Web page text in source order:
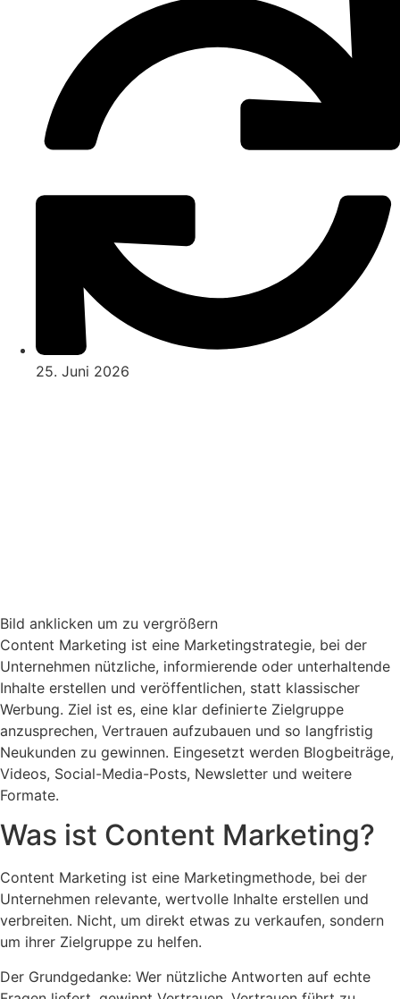
25. Juni 2026
Bild anklicken um zu vergrößern
Content Marketing ist eine Marketingstrategie, bei der
Unternehmen nützliche, informierende oder unterhaltende
Inhalte erstellen und veröffentlichen, statt klassischer
Werbung. Ziel ist es, eine klar definierte Zielgruppe
anzusprechen, Vertrauen aufzubauen und so langfristig
Neukunden zu gewinnen. Eingesetzt werden Blogbeiträge,
Videos, Social-Media-Posts, Newsletter und weitere
Formate.
Was ist Content Marketing?
Content Marketing ist eine Marketingmethode, bei der
Unternehmen relevante, wertvolle Inhalte erstellen und
verbreiten. Nicht, um direkt etwas zu verkaufen, sondern
um ihrer Zielgruppe zu helfen.
Der Grundgedanke: Wer nützliche Antworten auf echte